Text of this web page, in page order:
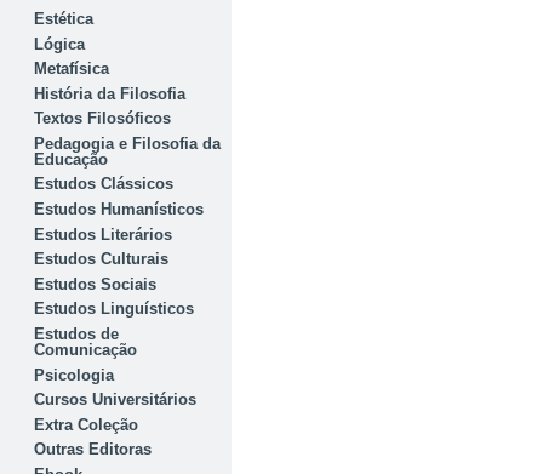
Estética
Lógica
Metafísica
História da Filosofia
Textos Filosóficos
Pedagogia e Filosofia da
Educação
Estudos Clássicos
Estudos Humanísticos
Estudos Literários
Estudos Culturais
Estudos Sociais
Estudos Linguísticos
Estudos de
Comunicação
Psicologia
Cursos Universitários
Extra Coleção
Outras Editoras